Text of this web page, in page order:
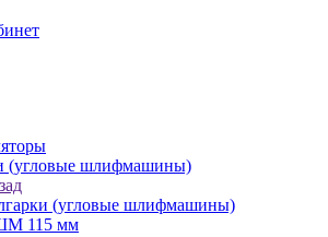
(угловые шлифмашины)
(угловые шлифмашины)
115 мм